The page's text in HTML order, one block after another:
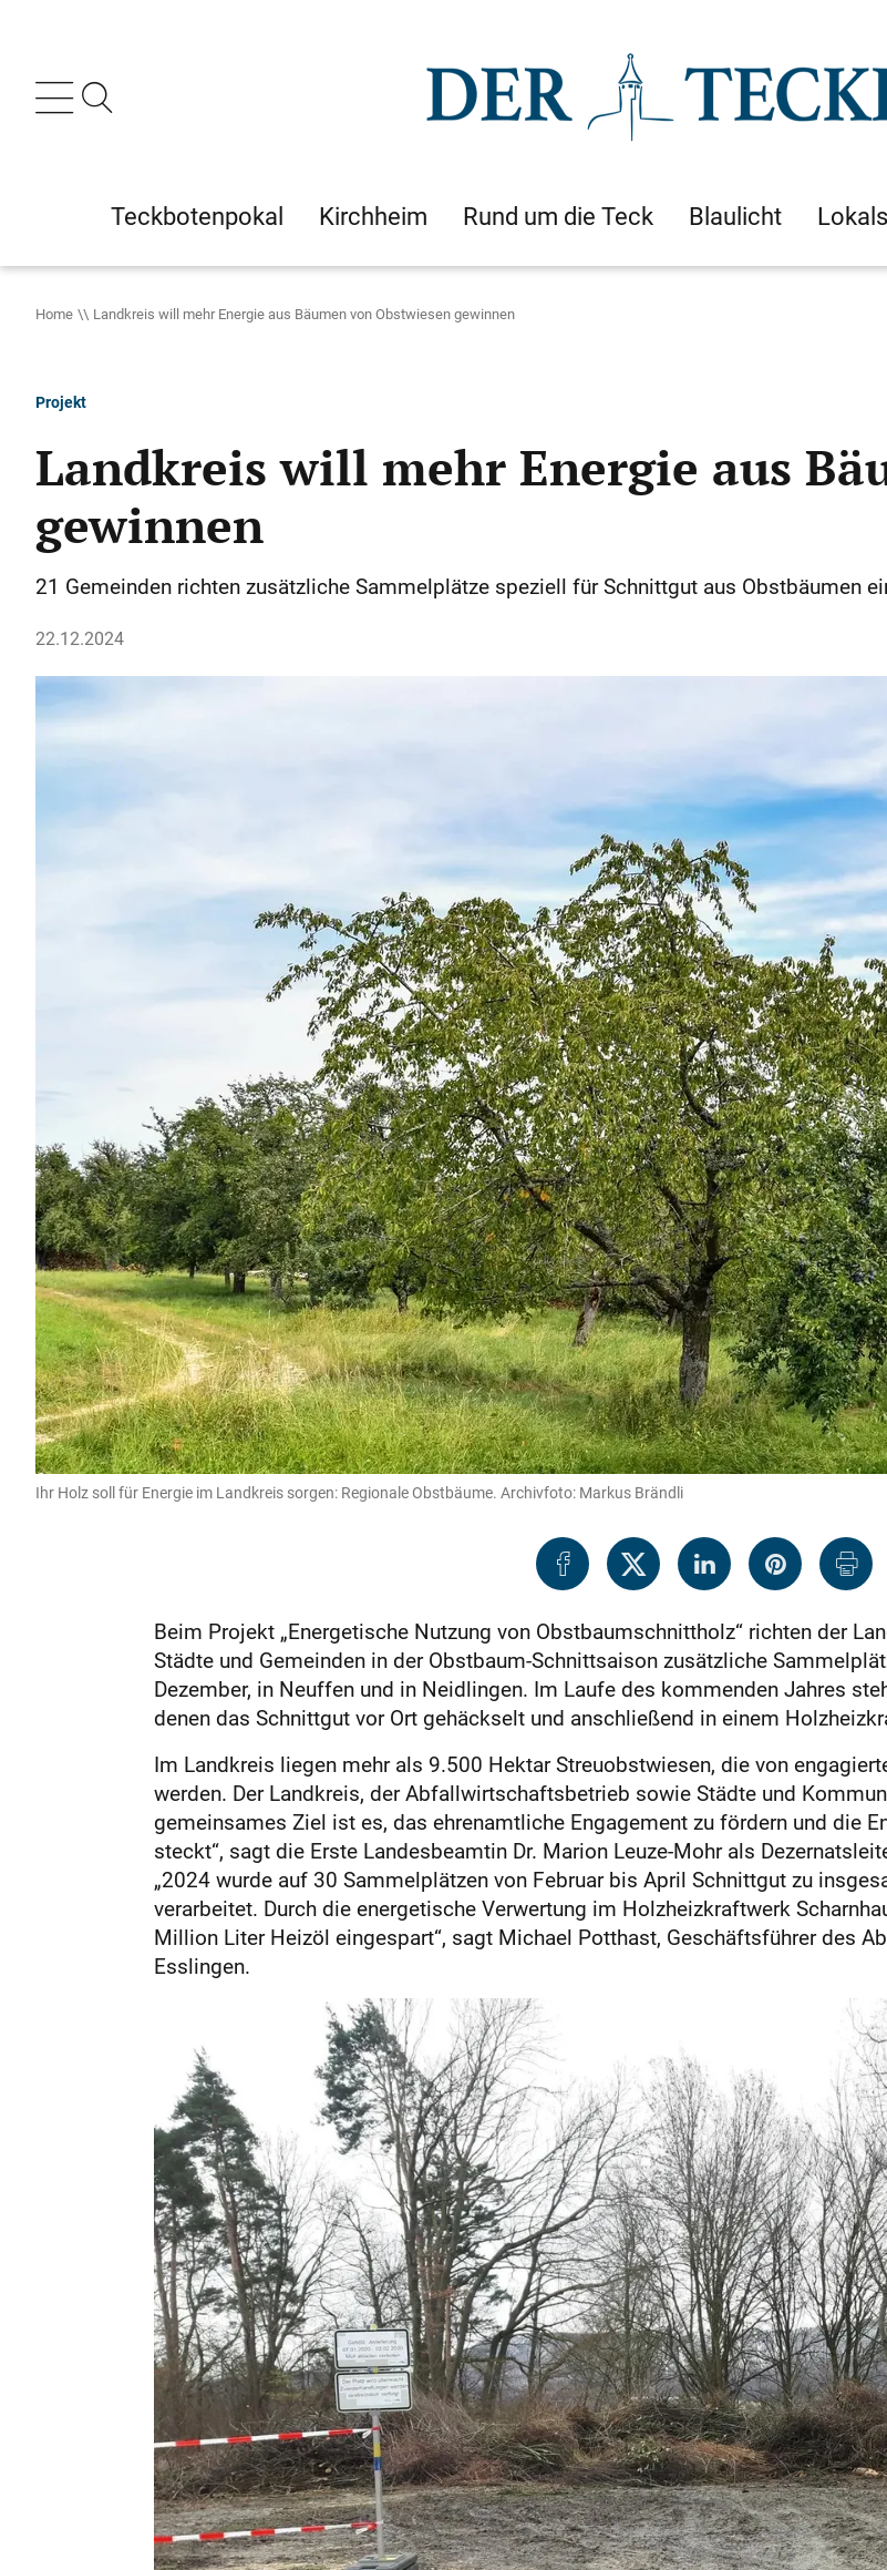
Teckbotenpokal Kirchheim Rund um die Teck Blaulicht
Home Landkreis will mehr Energie aus Bäumen von Obstwiesen gewinnen
Projekt
Landkreis will mehr Energie aus
gewinnen
21 Gemeinden richten zusätzliche Sammelplätze speziell für Schnittgut aus Obstbäumen
22.12.2024
Ihr Holz soll für Energie im Landkreis sorgen: Regionale Obstbäume. Archivfoto: Markus Brändli
Beim Projekt „Energetische Nutzung von Obstbaumschnittholz“ richten der
Städte und Gemeinden in der Obstbaum-Schnittsaison zusätzliche
Dezember, in Neuffen und in Neidlingen. Im Laufe des kommenden Jahres
denen das Schnittgut vor Ort gehäckselt und anschließend in einem
Im Landkreis liegen mehr als 9.500 Hektar Streuobstwiesen, die von
werden. Der Landkreis, der Abfallwirtschaftsbetrieb sowie Städte und
gemeinsames Ziel ist es, das ehrenamtliche Engagement zu fördern und die
steckt“, sagt die Erste Landesbeamtin Dr. Marion Leuze-Mohr als
„2024 wurde auf 30 Sammelplätzen von Februar bis April Schnittgut zu
verarbeitet. Durch die energetische Verwertung im Holzheizkraftwerk
Million Liter Heizöl eingespart“, sagt Michael Potthast, Geschäftsführer des
Esslingen.